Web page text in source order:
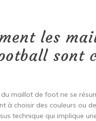
les
sont
du maillot de foot ne se
à choisir des couleurs ou
technique qui implique